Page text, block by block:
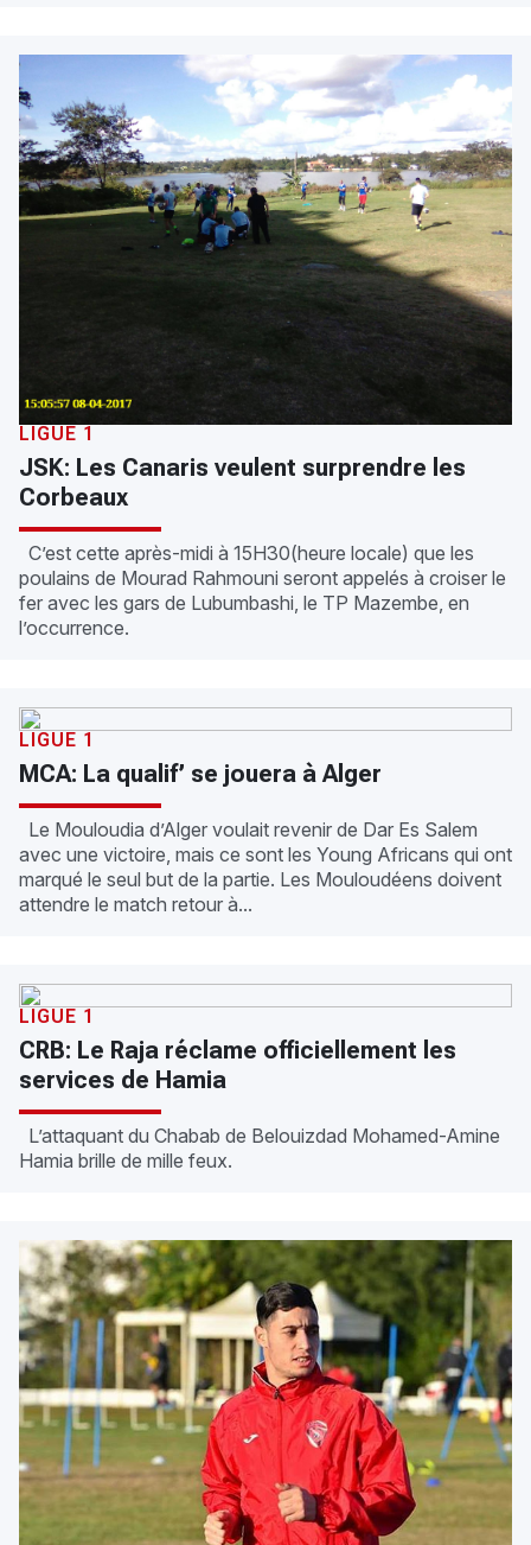
LIGUE 1
JSK: Les Canaris veulent surprendre les
Corbeaux
C’est cette après-midi à 15H30(heure locale) que les
poulains de Mourad Rahmouni seront appelés à croiser le
fer avec les gars de Lubumbashi, le TP Mazembe, en
l’occurrence.
LIGUE 1
MCA: La qualif’ se jouera à Alger
Le Mouloudia d’Alger voulait revenir de Dar Es Salem
avec une victoire, mais ce sont les Young Africans qui ont
marqué le seul but de la partie. Les Mouloudéens doivent
attendre le match retour à...
LIGUE 1
CRB: Le Raja réclame officiellement les
services de Hamia
L’attaquant du Chabab de Belouizdad Mohamed-Amine
Hamia brille de mille feux.